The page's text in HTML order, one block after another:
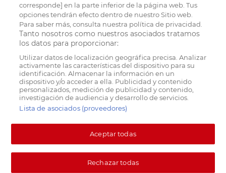
corresponde] en la parte inferior de la página web. Tus
opciones tendrán efecto dentro de nuestro Sitio web.
Para saber más, consulta nuestra política de privacidad.
Tanto nosotros como nuestros asociados tratamos
los datos para proporcionar:
Utilizar datos de localización geográfica precisa. Analizar
activamente las características del dispositivo para su
identificación. Almacenar la información en un
dispositivo y/o acceder a ella. Publicidad y contenido
personalizados, medición de publicidad y contenido,
investigación de audiencia y desarrollo de servicios.
Lista de asociados (proveedores)
Aceptar todas
Rechazar todas